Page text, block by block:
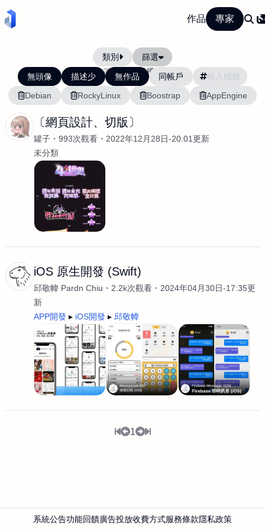
作品 專家
類別 篩選
當前排序: 活躍度
無頭像 描述少 無作品
同帳戶
Debian
RockyLinux Boostrap AppEngine
〔網頁設計、切版〕
罐子 993次觀看
2022年12月28日-20:01更新
未分類
iOS 原生開發 (Swift)
邱敬幃 Pardn Chiu 2.2k次觀看
2024年04月30日-17:35更
新
APP開發
iOS開發 邱敬幃
1
系統公告功能回饋廣告投放收費方式服務條款隱私政策